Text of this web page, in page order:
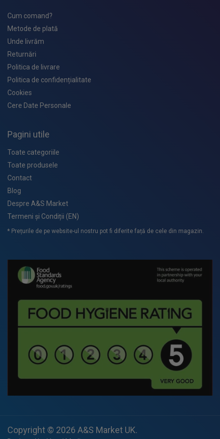
Cum comand?
Metode de plată
Unde livrăm
Returnări
Politica de livrare
Politica de confidențialitate
Cookies
Cere Date Personale
Pagini utile
Toate categoriile
Toate produsele
Contact
Blog
Despre A&S Market
Termeni și Condiții (EN)
* Prețurile de pe website-ul nostru pot fi diferite față de cele din magazin.
Copyright © 2026 A&S Market UK.